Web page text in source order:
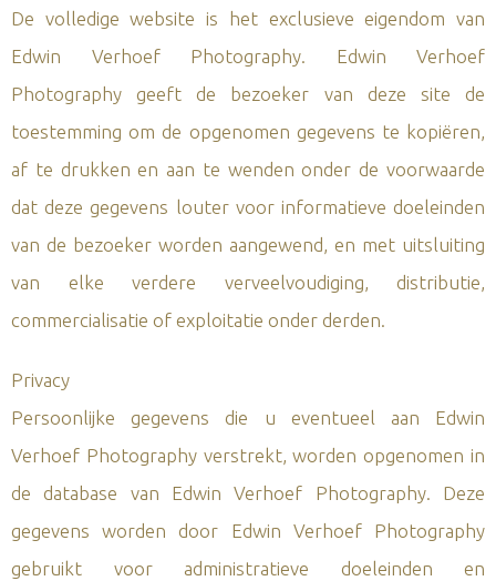
De volledige website is het exclusieve eigendom van
Edwin Verhoef Photography. Edwin Verhoef
Photography geeft de bezoeker van deze site de
toestemming om de opgenomen gegevens te kopiëren,
af te drukken en aan te wenden onder de voorwaarde
dat deze gegevens louter voor informatieve doeleinden
van de bezoeker worden aangewend, en met uitsluiting
van elke verdere verveelvoudiging, distributie,
commercialisatie of exploitatie onder derden.
Privacy
Persoonlijke gegevens die u eventueel aan Edwin
Verhoef Photography verstrekt, worden opgenomen in
de database van Edwin Verhoef Photography. Deze
gegevens worden door Edwin Verhoef Photography
gebruikt voor administratieve doeleinden en